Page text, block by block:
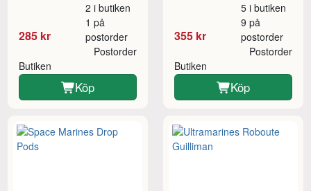
285 kr
2 i butiken
1 på
postorder
Butiken
Postorder
Köp
355 kr
5 i butiken
9 på
postorder
Butiken
Postorder
Köp